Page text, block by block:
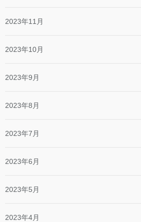
2023年11月
2023年10月
2023年9月
2023年8月
2023年7月
2023年6月
2023年5月
2023年4月